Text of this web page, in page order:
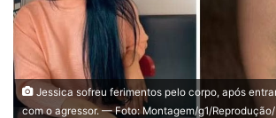
Jessica sofreu ferimentos pelo corpo, após
com o agressor. — Foto: Montagem/g1/Reprodução/